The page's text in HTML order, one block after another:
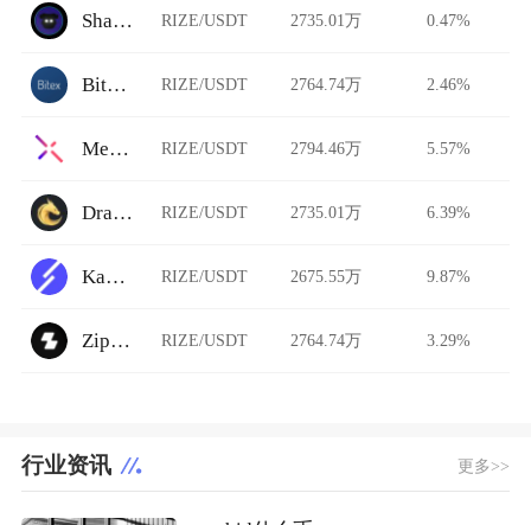
ShadowSwap RIZE/USDT 2735.01万 0.47%
Bitex.la RIZE/USDT 2764.74万 2.46%
Metal X RIZE/USDT 2794.46万 5.57%
DragonEX RIZE/USDT 2735.01万 6.39%
Kava Swap RIZE/USDT 2675.55万 9.87%
Zipmex RIZE/USDT 2764.74万 3.29%
行业资讯 更多>>